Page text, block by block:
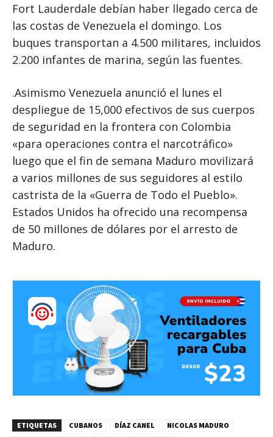
Fort Lauderdale debían haber llegado cerca de
las costas de Venezuela el domingo. Los
buques transportan a 4.500 militares, incluidos
2.200 infantes de marina, según las fuentes.
.Asimismo Venezuela anunció el lunes el
despliegue de 15,000 efectivos de sus cuerpos
de seguridad en la frontera con Colombia
«para operaciones contra el narcotráfico»
luego que el fin de semana Maduro movilizará
a varios millones de sus seguidores al estilo
castrista de la «Guerra de Todo el Pueblo».
Estados Unidos ha ofrecido una recompensa
de 50 millones de dólares por el arresto de
Maduro.
ETIQUETAS CUBANOS DÍAZ CANEL
NICOLAS MADURO